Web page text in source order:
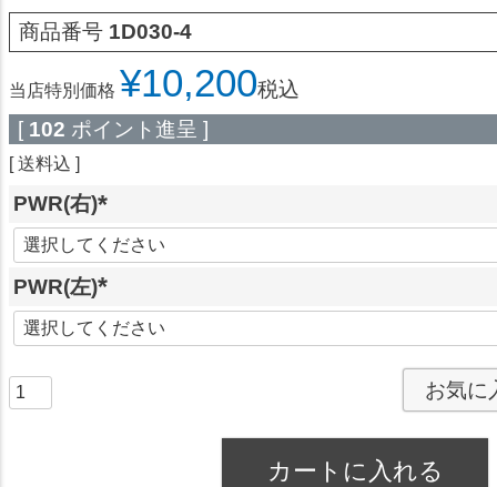
商品番号 1D030-4
当店特別価格 ¥10,200税込
[ 102 ポイント進呈 ]
送料込
PWR(右)
(
必
須
)
PWR(左)
(
必
お気に
カートに入れる